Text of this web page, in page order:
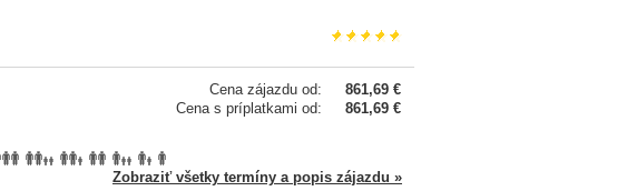
Cena zájazdu od:
861,69 €
Cena s príplatkami od:
861,69 €
Zobraziť všetky termíny a popis zájazdu »